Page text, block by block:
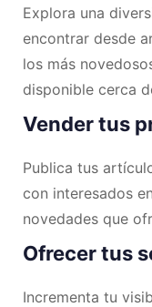
Explora una
encontrar desde
los más
disponible cerca
Vender tus
Publica tus
con interesados
novedades que
Ofrecer tus
Incrementa tu